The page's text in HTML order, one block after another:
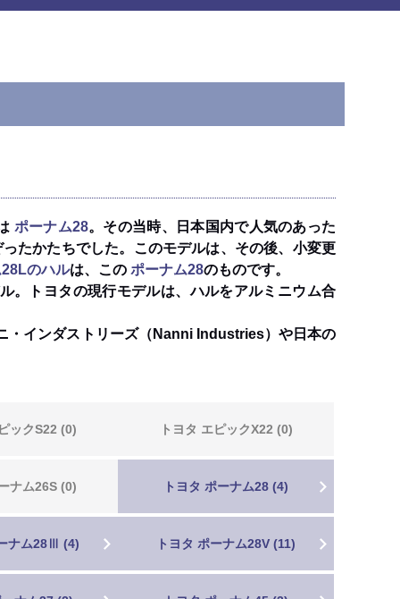
ポーナム28。その当時、日本国内で人気のあった
たかたちでした。このモデルは、その後、小変更
のハルは、この ポーナム28のものです。
。トヨタの現行モデルは、ハルをアルミニウム合
・インダストリーズ（Nanni Industries）や日本の
ックS22 (0) トヨタ エピックX22 (0)
ナム26S (0) トヨタ ポーナム28 (4)
ナム28Ⅲ (4) トヨタ ポーナム28V (11)